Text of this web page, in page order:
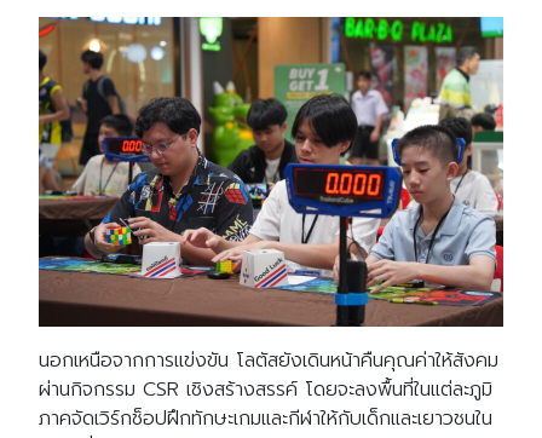
นอกเหนือจากการแข่งขัน โลตัสยังเดินหน้าคืนคุณค่าให้สังคม
ผ่านกิจกรรม CSR เชิงสร้างสรรค์ โดยจะลงพื้นที่ในแต่ละภูมิ
ภาคจัดเวิร์กช็อปฝึกทักษะเกมและกีฬาให้กับเด็กและเยาวชนใน